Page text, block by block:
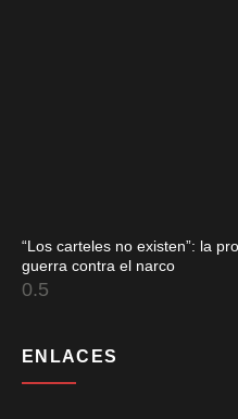
“Los carteles no existen”: la
guerra contra el narco
ENLACES